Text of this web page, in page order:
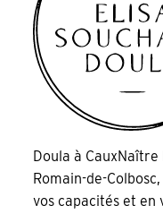
Doula à
Romain-de-
vos capacités et en